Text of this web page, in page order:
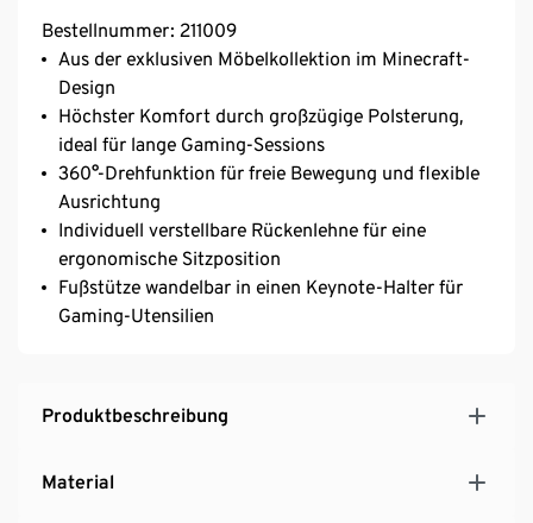
Bestellnummer: 211009
Aus der exklusiven Möbelkollektion im Minecraft-
Design
Höchster Komfort durch großzügige Polsterung,
ideal für lange Gaming-Sessions
360°-Drehfunktion für freie Bewegung und flexible
Ausrichtung
Individuell verstellbare Rückenlehne für eine
ergonomische Sitzposition
Fußstütze wandelbar in einen Keynote-Halter für
Gaming-Utensilien
Produktbeschreibung
Material